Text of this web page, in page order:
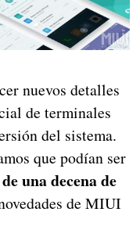
nuevos detalles
de terminales
del sistema.
que podían ser
una decena de
de MIUI